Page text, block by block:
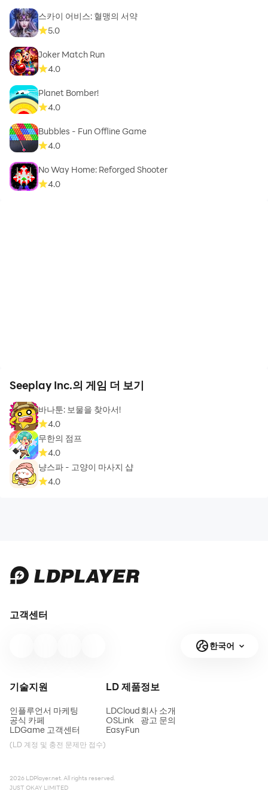
스카이 어비스: 혈맹의 서약
5.0
Joker Match Run
4.0
Planet Bomber!
4.0
Bubbles - Fun Offline Game
4.0
No Way Home: Reforged Shooter
4.0
Seeplay Inc.의 게임 더 보기
바나툰: 보물을 찾아서!
4.0
무한의 점프
4.0
냥스파 - 고양이 마사지 샵
4.0
고객센터
한국어
기술지원
인플루언서 마케팅
공식 카페
LDGame 고객센터
(LD 계정 및 충전 문제만 접수)
LD 제품
LDCloud
OSLink
EasyFun
정보
회사 소개
광고 문의
2026 LDPlayer.net. All rights reserved.
JUST OKAY LIMITED